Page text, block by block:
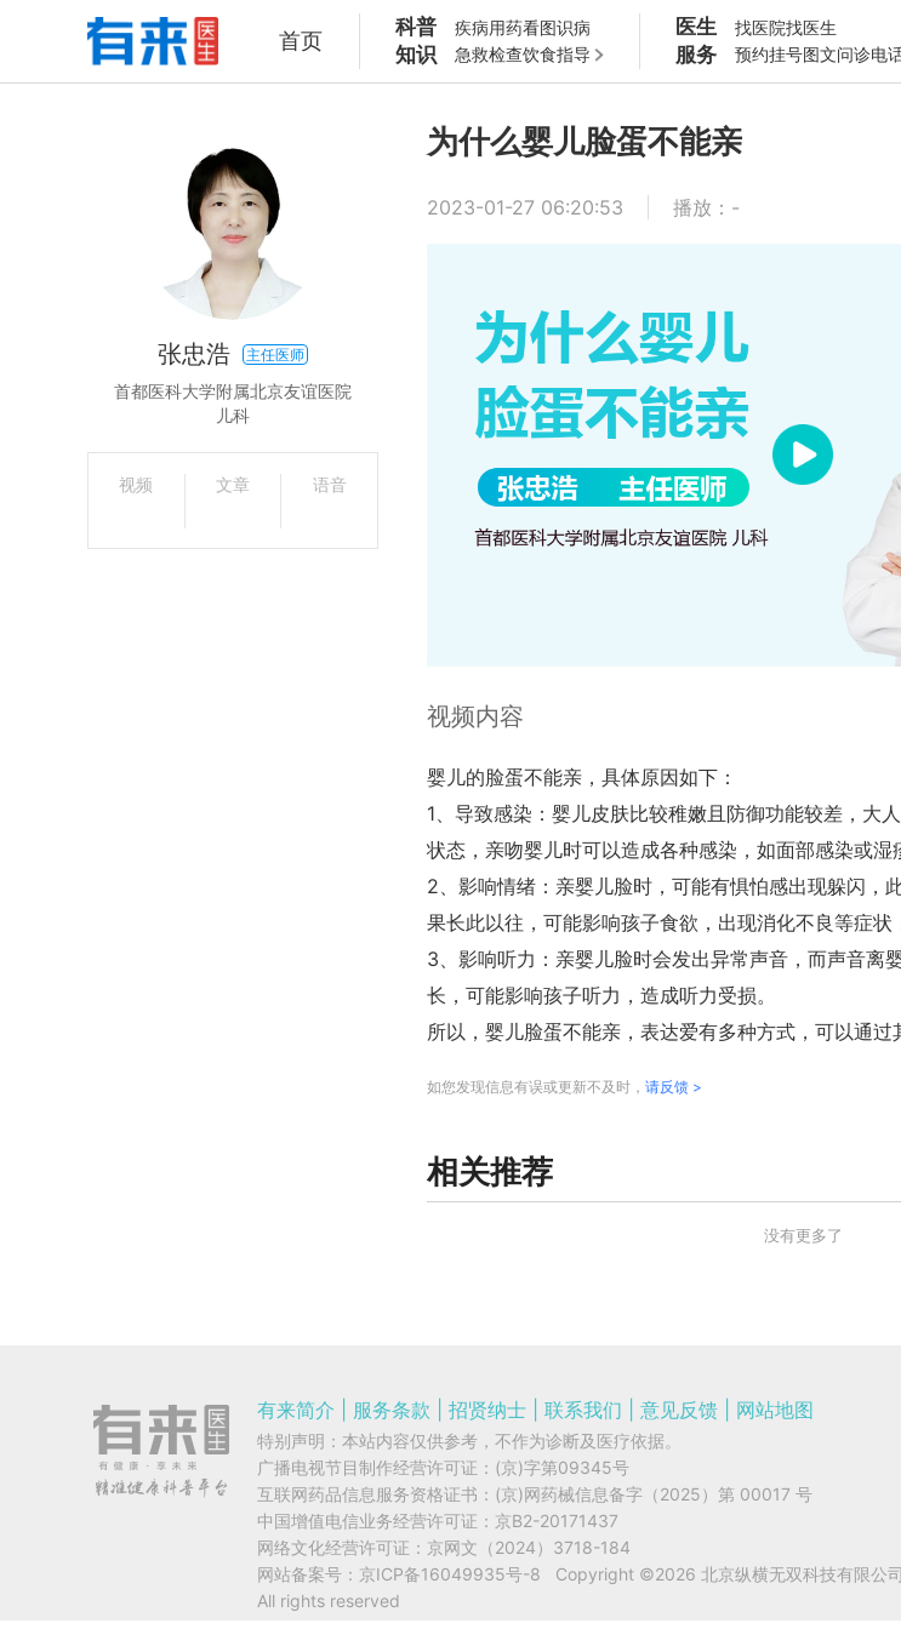
首页
科普
知识
疾病用药看图识病
急救检查饮食指导
医生
服务
找医院找医生
预约挂号图文问诊电
张忠浩 主任医师
首都医科大学附属北京友谊医院
儿科
视频 文章 语音
为什么婴儿脸蛋不能亲
2023-01-27 06:20:53 播放 ： -
视频内容
婴儿的脸蛋不能亲，具体原因如下：
1、导致感染：婴儿皮肤比较稚嫩且防御功能较差，大
状态，亲吻婴儿时可以造成各种感染，如面部感染或湿
2、影响情绪：亲婴儿脸时，可能有惧怕感出现躲闪，
果长此以往，可能影响孩子食欲，出现消化不良等症状
3、影响听力：亲婴儿脸时会发出异常声音，而声音离
长，可能影响孩子听力，造成听力受损。
所以，婴儿脸蛋不能亲，表达爱有多种方式，可以通过
如您发现信息有误或更新不及时， 请反馈 >
相关推荐
没有更多了
有来简介 服务条款 招贤纳士 联系我们 意见反馈 网站地图
特别声明：本站内容仅供参考，不作为诊断及医疗依据。
广播电视节目制作经营许可证： (京)字第09345号
互联网药品信息服务资格证书： (京)网药械信息备字（2025）第 00017 号
中国增值电信业务经营许可证： 京B2-20171437
网络文化经营许可证： 京网文（2024）3718-184
网站备案号： 京ICP备16049935号-8 Copyright ©2026 北京纵横无双科技有限公司
All rights reserved